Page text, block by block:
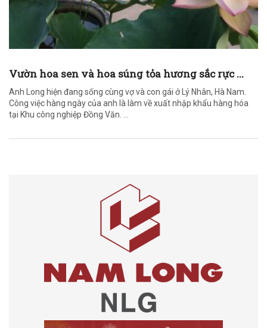
Vườn hoa sen và hoa súng tỏa hương sắc rực ...
Anh Long hiện đang sống cùng vợ và con gái ở Lý Nhân, Hà Nam.
Công việc hàng ngày của anh là làm về xuất nhập khẩu hàng hóa
tại Khu công nghiệp Đồng Văn. ...